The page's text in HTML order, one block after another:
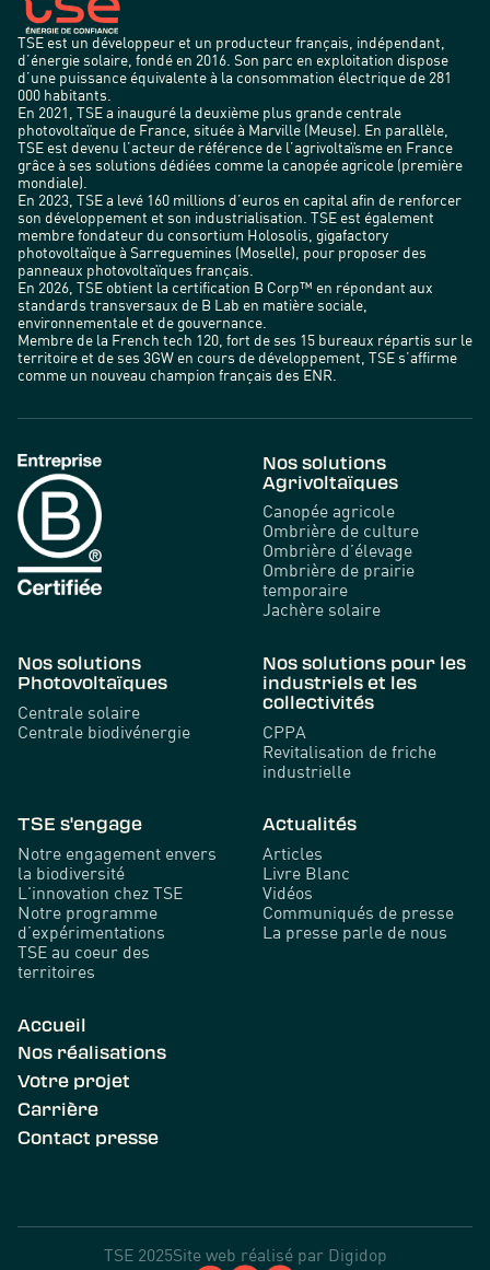
TSE est un développeur et un producteur français, indépendant,
d’énergie solaire, fondé en 2016. Son parc en exploitation dispose
d’une puissance équivalente à la consommation électrique de 281
000 habitants.
En 2021, TSE a inauguré la deuxième plus grande centrale
photovoltaïque de France, située à Marville (Meuse). En parallèle,
TSE est devenu l’acteur de référence de l’agrivoltaïsme en France
grâce à ses solutions dédiées comme la canopée agricole (première
mondiale).
En 2023, TSE a levé 160 millions d’euros en capital afin de renforcer
son développement et son industrialisation. TSE est également
membre fondateur du consortium Holosolis, gigafactory
photovoltaïque à Sarreguemines (Moselle), pour proposer des
panneaux photovoltaïques français.
En 2026, TSE obtient la certification B Corp™ en répondant aux
standards transversaux de B Lab en matière sociale,
environnementale et de gouvernance.
Membre de la French tech 120, fort de ses 15 bureaux répartis sur le
territoire et de ses 3GW en cours de développement, TSE s’affirme
comme un nouveau champion français des ENR.
Nos solutions
Agrivoltaïques
Canopée agricole
Ombrière de culture
Ombrière d’élevage
Ombrière de prairie
temporaire
Jachère solaire
Nos solutions
Photovoltaïques
Centrale solaire
Centrale biodivénergie
Nos solutions pour les
industriels et les
collectivités
CPPA
Revitalisation de friche
industrielle
TSE s'engage
Notre engagement envers
la biodiversité
L'innovation chez TSE
Notre programme
d’expérimentations
TSE au coeur des
territoires
Actualités
Articles
Livre Blanc
Vidéos
Communiqués de presse
La presse parle de nous
Accueil
Nos réalisations
Votre projet
Carrière
Contact presse
TSE 2025Site web réalisé par Digidop